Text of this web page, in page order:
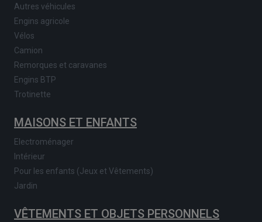
Autres véhicules
Engins agricole
Vélos
Camion
Remorques et caravanes
Engins BTP
Trotinette
MAISONS ET ENFANTS
Electroménager
Intérieur
Pour les enfants (Jeux et Vêtements)
Jardin
VÊTEMENTS ET OBJETS PERSONNELS